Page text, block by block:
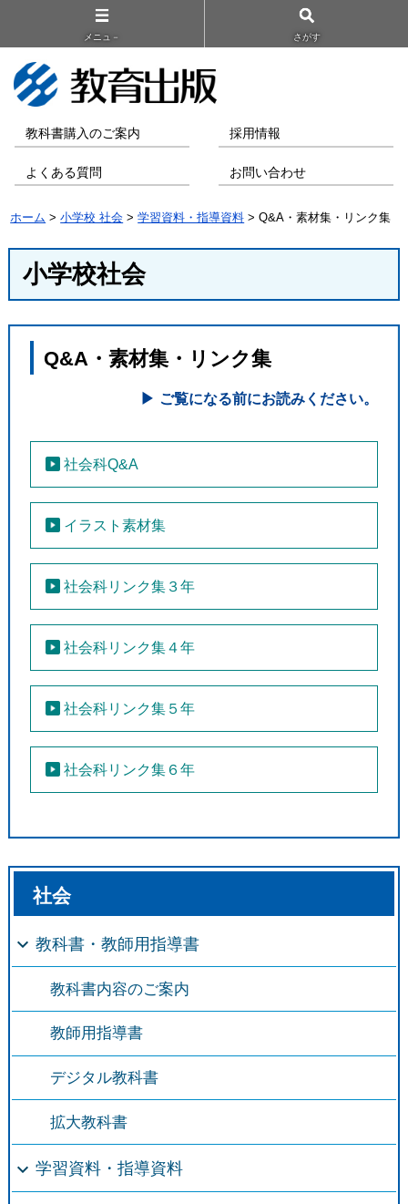
メニュ－ さがす
教科書購入のご案内 採用情報
よくある質問 お問い合わせ
ホーム >小学校 社会 >学習資料・指導資料 > Q&A・素材集・リンク集
小学校社会
Q&A・素材集・リンク集
ご覧になる前にお読みください。
社会科Q&A
イラスト素材集
社会科リンク集３年
社会科リンク集４年
社会科リンク集５年
社会科リンク集６年
社会
教科書・教師用指導書
教科書内容のご案内
教師用指導書
デジタル教科書
拡大教科書
学習資料・指導資料